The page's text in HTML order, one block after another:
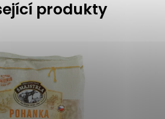
produkty